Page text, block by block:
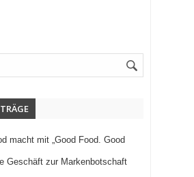
macht mit „Good Food. Good
Geschäft zur Markenbotschaft